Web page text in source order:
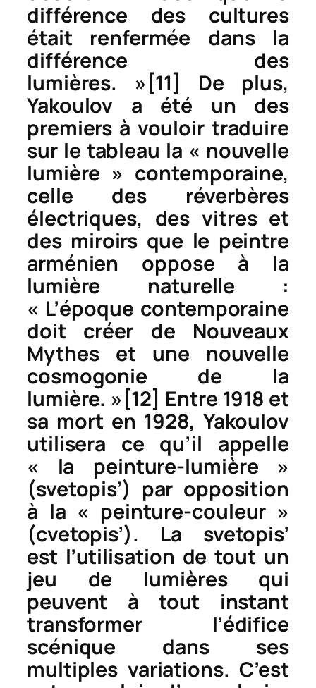
différence des cultures
était renfermée dans la
différence des
lumières. » [11]
De plus,
Yakoulov a été un des
premiers à vouloir traduire
sur le tableau la « nouvelle
lumière » contemporaine,
celle des réverbères
électriques, des vitres et
des miroirs que le peintre
arménien oppose à la
lumière naturelle :
« L’époque contemporaine
doit créer de Nouveaux
Mythes et une nouvelle
cosmogonie de la
lumière. » [12] Entre 1918 et
sa mort en 1928, Yakoulov
utilisera ce qu’il appelle
« la peinture-lumière »
(svetopis’) par opposition
à la « peinture-couleur »
(cvetopis’). La svetopis’
est l’utilisation de tout un
jeu de lumières qui
peuvent à tout instant
transformer l’édifice
scénique dans ses
multiples variations. C’est